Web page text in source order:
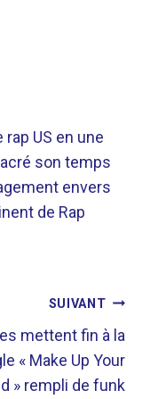
US en une
son temps
envers
de Rap
SUIVANT
mettent fin à la
« Make Up Your
» rempli de funk